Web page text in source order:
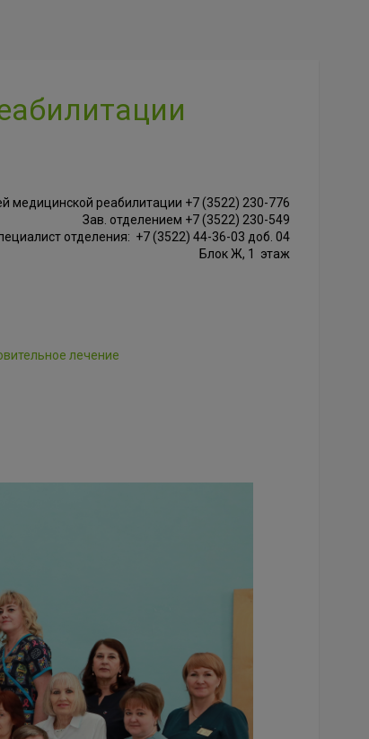
медицинской реабилитации +7 (3522) 230-776
Зав. отделением +7 (3522) 230-549
отделения: +7 (3522) 44-36-03 доб. 04
Блок Ж, 1 этаж
лечение